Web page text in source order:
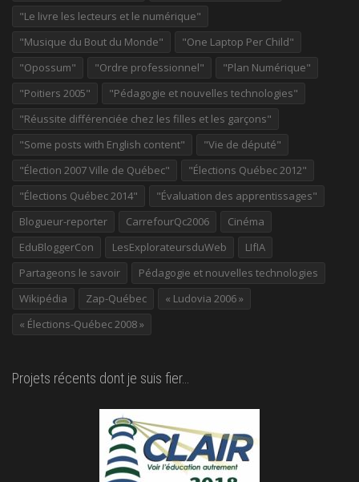
"Le livre les lecteurs et le numérique"
"Musique du Bout du Monde"
"One Laptop Per Child"
"Opossum"
"Ordre professionnel"
"Plan Numérique"
"Poitiers 2005"
"Pédagogie et nouvelles technologies"
"Réussite différenciée chez les filles et les garçons"
"Some posts with English content"
"Vie de député"
"Élection 2007 Ville de Québec"
"Élections Québec 2012"
"Élections Québec 2014"
"Évaluation des apprentissages"
Blogueur-reporter
CarrefourQc2006
Cinéma
EduBloggerCon
LesExplorateursduWeb
LIfIA
Partageons le savoir
Pédagogie et nouvelles technologies
Wikipédia
Zap-Québec
« Ludovia 2006 »
« Élections-Québec 2008 »
Projets récents dont je suis fier…